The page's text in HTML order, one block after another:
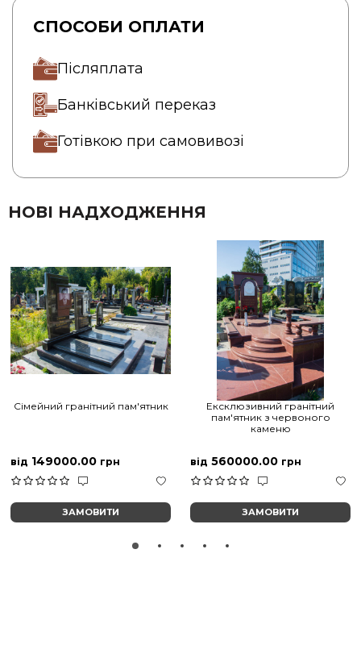
СПОСОБИ ОПЛАТИ
Післяплата
Банківський переказ
Готівкою при самовивозі
НОВІ НАДХОДЖЕННЯ
Сімейний гранітний пам'ятник
від 149000.00 грн
ЗАМОВИТИ
Ексклюзивний гранітний
пам'ятник з червоного
каменю
від 560000.00 грн
ЗАМОВИТИ